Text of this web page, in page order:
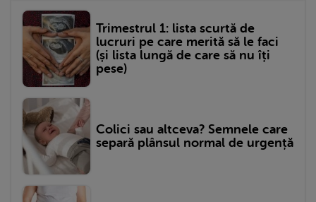
Trimestrul 1: lista scurtă de
lucruri pe care merită să le faci
(și lista lungă de care să nu îți
pese)
Colici sau altceva? Semnele care
separă plânsul normal de urgență